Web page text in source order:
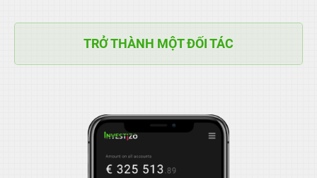
TRỞ THÀNH MỘT ĐỐI TÁC